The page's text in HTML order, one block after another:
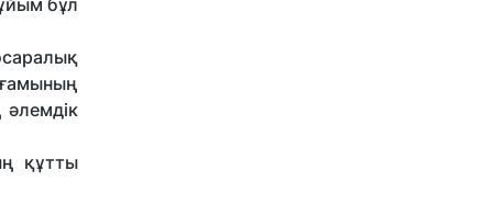
бұл
құтты